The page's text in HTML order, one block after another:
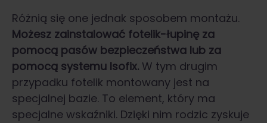
Różnią się one jednak sposobem montażu.
Możesz zainstalować fotelik-łupinę za
pomocą pasów bezpieczeństwa lub za
pomocą systemu Isofix. W tym drugim
przypadku fotelik montowany jest na
specjalnej bazie. To element, który ma
specjalne wskaźniki. Dzięki nim rodzic zyskuje